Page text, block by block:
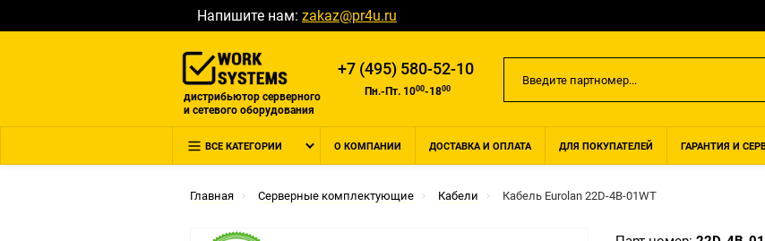
Напишите нам: zakaz@pr4u.ru
дистрибьютор серверного
и сетевого оборудования
+7 (495) 580-52-10
Пн.-Пт. 1000-1800
ВСЕ КАТЕГОРИИ О КОМПАНИИ ДОСТАВКА И ОПЛАТА ДЛЯ ПОКУПАТЕЛЕЙ ГАРАНТИЯ И
Главная Серверные комплектующие Кабели Кабель Eurolan 22D-4B-01WT